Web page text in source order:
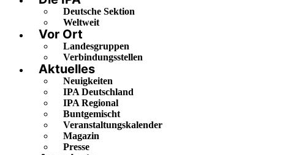
Deutsche Sektion
Weltweit
Vor Ort
Landesgruppen
Verbindungsstellen
Aktuelles
Neuigkeiten
IPA Deutschland
IPA Regional
Buntgemischt
Veranstaltungskalender
Magazin
Presse